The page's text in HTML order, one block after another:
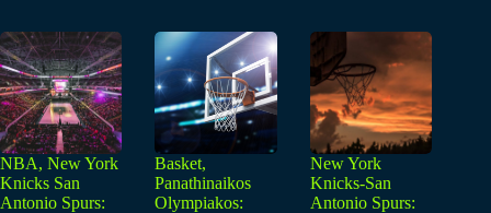
NBA, New York
Knicks San
Antonio Spurs:
Basket,
Panathinaikos
Olympiakos:
New York
Knicks-San
Antonio Spurs: